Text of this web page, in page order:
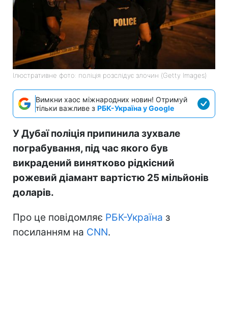
Ілюстративне фото: поліція розслідує злочин (Getty Images)
Вимкни хаос міжнародних новин! Отримуй
тільки важливе з РБК-Україна у Google
У Дубаї поліція припинила зухвале
пограбування, під час якого був
викрадений винятково рідкісний
рожевий діамант вартістю 25 мільйонів
доларів.
Про це повідомляє РБК-Україна з
посиланням на CNN.